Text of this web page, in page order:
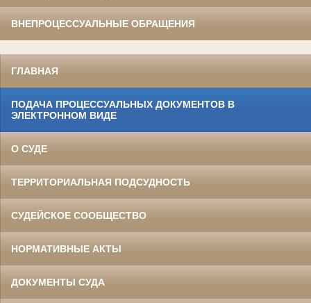
ВНЕПРОЦЕССУАЛЬНЫЕ ОБРАЩЕНИЯ
ГЛАВНАЯ
ПОДАЧА ПРОЦЕССУАЛЬНЫХ ДОКУМЕНТОВ В
ЭЛЕКТРОННОМ ВИДЕ
О СУДЕ
ТЕРРИТОРИАЛЬНАЯ ПОДСУДНОСТЬ
СУДЕЙСКОЕ СООБЩЕСТВО
НОРМАТИВНЫЕ АКТЫ
ДОКУМЕНТЫ СУДА